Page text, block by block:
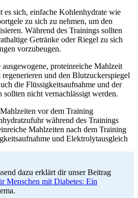
es sich, einfache Kohlenhydrate wie
zu sich zu nehmen, um den
Während des Trainings sollten
Getränke oder Riegel zu sich
vorzubeugen.
proteinreiche Mahlzeit
und den Blutzuckerspiegel
die Flüssigkeitsaufnahme und der
nicht vernachlässigt werden.
vor dem Training
während des Trainings
Mahlzeiten nach dem Training
und Elektrolytausgleich
dazu erklärt dir unser Beitrag
Menschen mit Diabetes: Ein